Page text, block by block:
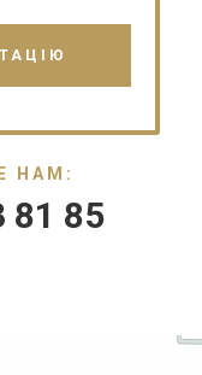
НАМ:
81 85